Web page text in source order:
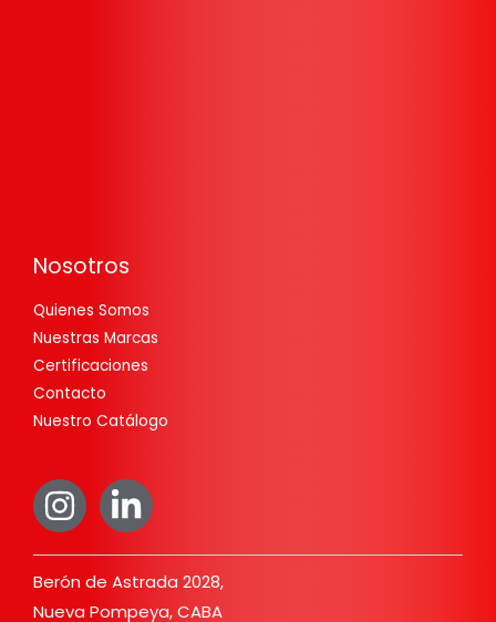
Nosotros
Quienes Somos
Nuestras Marcas
Certificaciones
Contacto
Nuestro Catálogo
Berón de Astrada 2028,
Nueva Pompeya, CABA